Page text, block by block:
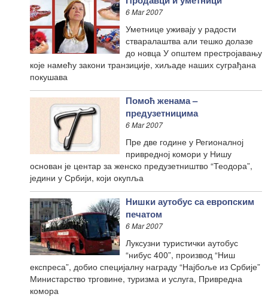
6 Mar 2007
Уметнице уживају у радости
стваралаштва али тешко долазе
до новца У општем престројавању
које намећу закони транзиције, хиљаде наших суграђана
покушава
Помоћ женама –
предузетницима
6 Mar 2007
Пре две године у Регионалној
привредној комори у Нишу
основан је центар за женско предузетништво “Теодора”,
једини у Србији, који окупља
Нишки аутобус са европским
печатом
6 Mar 2007
Луксузни туристички аутобус
“нибус 400”, производ “Ниш
експреса”, добио специјалну награду “Најбоље из Србије”
Министарство трговине, туризма и услуга, Привредна
комора